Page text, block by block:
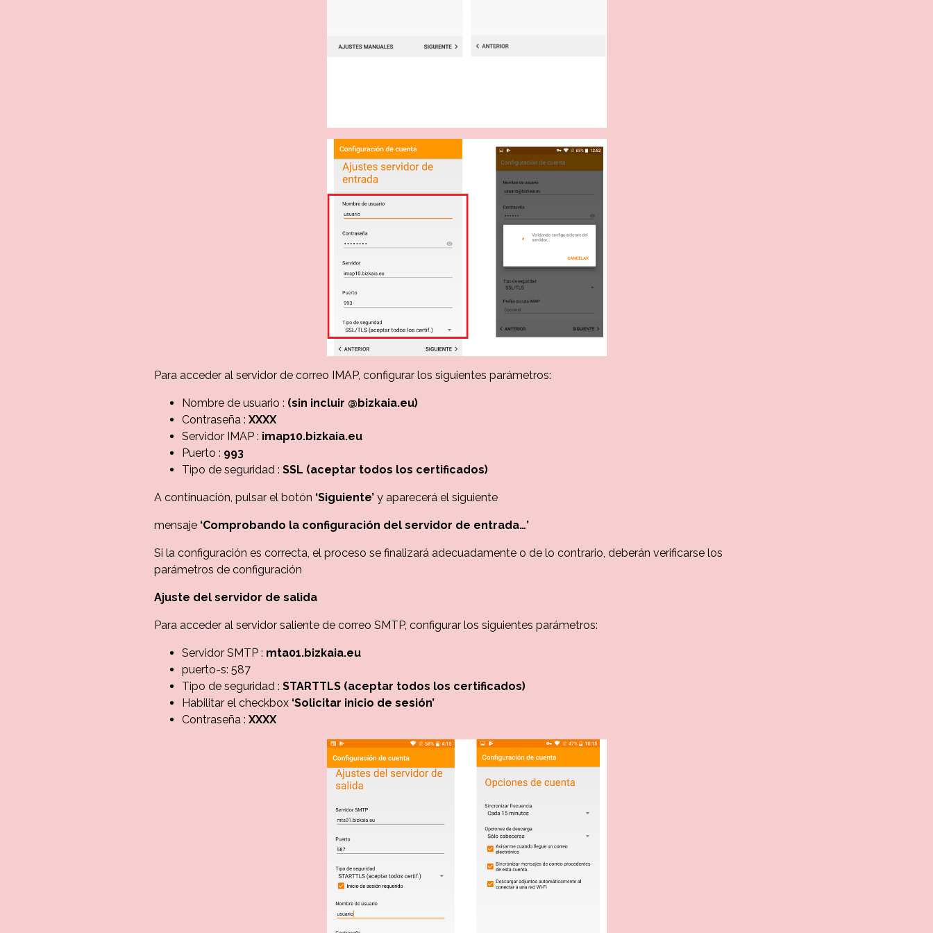
Para acceder al servidor de correo IMAP, configurar los siguientes parámetros:
Nombre de usuario : (sin incluir @bizkaia.eu)
Contraseña : XXXX
Servidor IMAP : imap10.bizkaia.eu
Puerto : 993
Tipo de seguridad : SSL (aceptar todos los certificados)
A continuación, pulsar el botón ‘Siguiente’ y aparecerá el siguiente
mensaje ‘Comprobando la configuración del servidor de entrada…’
Si la configuración es correcta, el proceso se finalizará adecuadamente o de lo contrario, deberán verificarse los
parámetros de configuración
Ajuste del servidor de salida
Para acceder al servidor saliente de correo SMTP, configurar los siguientes parámetros:
Servidor SMTP : mta01.bizkaia.eu
puerto-s: 587
Tipo de seguridad : STARTTLS (aceptar todos los certificados)
Habilitar el checkbox ‘Solicitar inicio de sesión’
Contraseña : XXXX